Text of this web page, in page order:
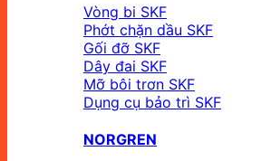
Vòng bi SKF
Phớt chặn dầu SKF
Gối đỡ SKF
Dây đai SKF
Mỡ bôi trơn SKF
Dụng cụ bảo trì SKF
NORGREN